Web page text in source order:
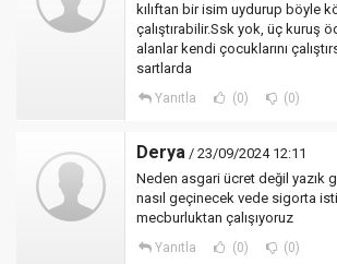
kılıftan bir isim uydurup böyle
çalıştırabilir.Ssk yok, üç kuruş
alanlar kendi çocuklarını
sartlarda
Yanıtla (0) (0)
Derya / 23/09/2024 12:11
Neden asgari ücret değil yazık
nasıl geçinecek vede sigorta
mecburluktan çalışıyoruz
Yanıtla (0) (0)